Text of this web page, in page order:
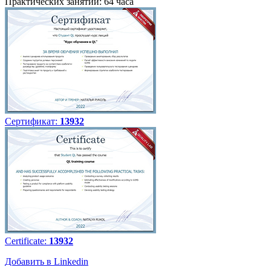
Сертификат: 13932
Certificate: 13932
Добавить в Linkedin